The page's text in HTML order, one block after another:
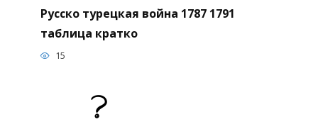
Русско турецкая война 1787 1791
таблица кратко
15